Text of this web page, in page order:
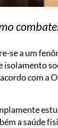
se a um
isolamento
com a
a saúde